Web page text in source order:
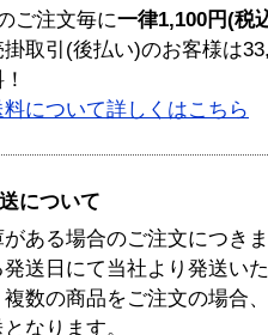
ご注文毎に一律1,100円(税
取引(後払い)のお客様は
料について詳しくはこちら
について
がある場合のご注文につき
発送日にて当社より発送い
複数の商品をご注文の場合
なります。